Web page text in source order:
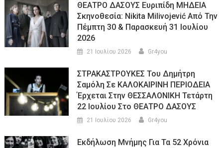
ΘΕΑΤΡΟ ΔΑΣΟΥΣ Ευριπίδη ΜΗΔΕΙΑ
Σκηνοθεσία: Nikita Milivojević Από Την
Πέμπτη 30 & Παρασκευή 31 Ιουλίου
2026
21 Ιουλίου 2026 Gr4you
ΣΤΡΑΚΑΣΤΡΟΥΚΕΣ Του Δημήτρη
Σαμόλη Σε ΚΑΛΟΚΑΙΡΙΝΗ ΠΕΡΙΟΔΕΙΑ
Έρχεται Στην ΘΕΣΣΑΛΟΝΙΚΗ Τετάρτη
22 Ιουλίου Στο ΘΕΑΤΡΟ ΔΑΣΟΥΣ
21 Ιουλίου 2026 Gr4you
Εκδήλωση Μνήμης Για Τα 52 Χρόνια